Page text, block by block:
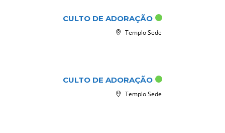
CULTO DE ADORAÇÃO
Templo Sede
CULTO DE ADORAÇÃO
Templo Sede